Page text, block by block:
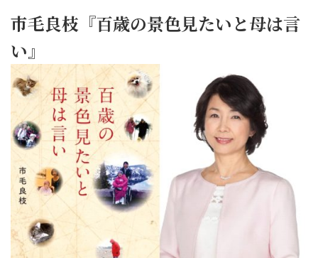
市毛良枝『百歳の景色見たいと母は言
い』